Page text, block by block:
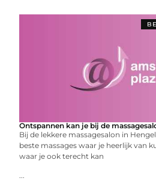
Ontspannen kan je bij de
Bij de lekkere massagesalon in
beste massages waar je heerlijk van
waar je ook terecht kan
...